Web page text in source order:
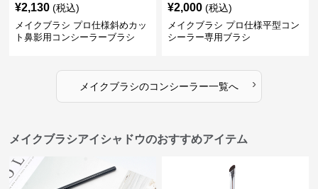
¥2,130 (税込)
メイクブラシ プロ仕様斜めカッ
ト鼻影用コンシーラーブラシ
¥2,000 (税込)
メイクブラシ プロ仕様平型コン
シーラー専用ブラシ
メイクブラシのコンシーラー一覧へ ›
メイクブラシアイシャドウのおすすめアイテム